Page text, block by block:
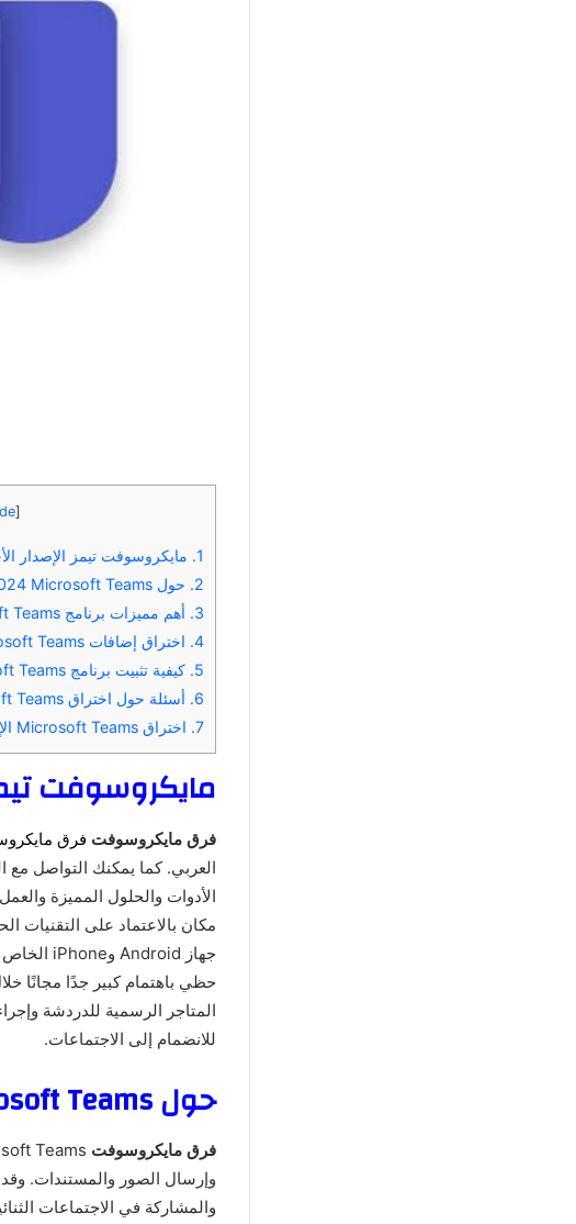
]
1. مايكروسوفت تيمز الإصدار
2. حول Microsoft Teams 2024 Microsoft Teams
3. أهم مميزات برنامج Microsoft Teams الإصدار الأخير
4. اختراق إضافات Microsoft Teams الإصدار الأخير من Microsoft Teams
5. كيفية تثبيت برنامج Microsoft Teams مهكر آخر إصدار
6. أسئلة حول اختراق Microsoft Teams الإصدار الأخير
7. اختراق Microsoft Teams الإصدار الأخير
مايكروسوفت
فرق مايكروسوفت فرق
العربي. كما يمكنك التواصل مع
الأدوات والحلول المميزة
المتاجر الرسمية للدردشة
للانضمام إلى الاجتماعات.
حول Microsoft Teams 2024 Microsoft Teams
فرق مايكروسوفت
وإرسال الصور والمستندات.